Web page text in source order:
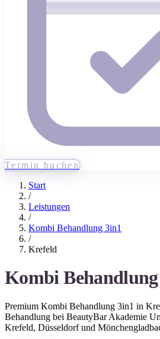
Termin buchen
Start
/
Leistungen
/
Kombi Behandlung 3in1
/
Krefeld
Kombi
Premium Kombi Behandlung 3in1 in
Behandlung bei BeautyBar Akademie
Krefeld, Düsseldorf und